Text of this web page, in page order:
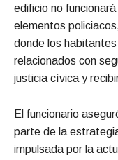
edificio no
elementos
donde los
relacionados con
justicia cívica y
El funcionario
parte de la
impulsada por la